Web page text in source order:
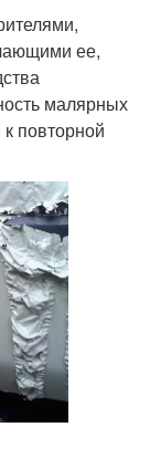
ее,
малярных
повторной